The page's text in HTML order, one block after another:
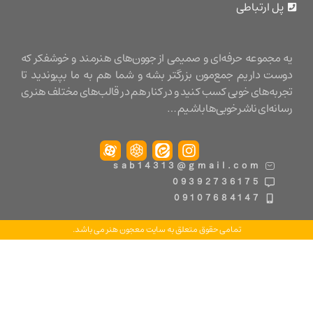
ارتباطی
حرفه‌ای و صمیمی از جوون‌های هنرمند و خوشفکر که
داریم جمع‌مون بزرگتر بشه و شما هم به ما بپیوندید تا
خوبی کسب کنید و در کنار هم در قالب‌های مختلف هنری
ناشر خوبی‌ها باشیم …
sab14313@gmail.com
09392736175
09107684147
تمامی حقوق متعلق به سایت معجون هنر می باشد.